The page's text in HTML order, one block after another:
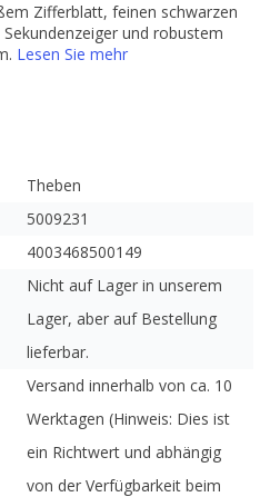
Zifferblatt, feinen schwarzen
und robustem
Lesen Sie mehr
Theben
5009231
4003468500149
Nicht auf Lager in unserem
Lager, aber auf Bestellung
lieferbar.
Versand innerhalb von ca. 10
Werktagen (Hinweis: Dies ist
ein Richtwert und abhängig
von der Verfügbarkeit beim